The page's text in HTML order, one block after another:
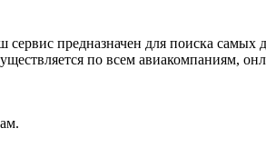
предназначен для поиска
по всем авиакомпаниям,